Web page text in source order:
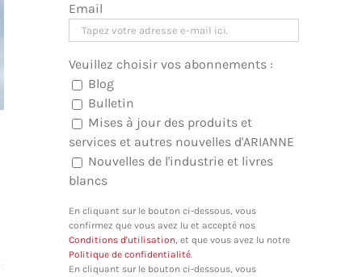
Email
Veuillez choisir vos abonnements :
Blog
Bulletin
Mises à jour des produits et
services et autres nouvelles d'ARIANNE
Nouvelles de l'industrie et livres
blancs
En cliquant sur le bouton ci-dessous, vous
confirmez que vous avez lu et accepté nos
Conditions d'utilisation, et que vous avez lu notre
Politique de confidentialité.
En cliquant sur le bouton ci-dessous, vous